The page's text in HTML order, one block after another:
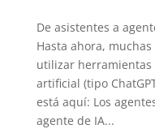
De asistentes a
Hasta ahora,
utilizar herramientas
artificial (tipo
está aquí: Los
agente de IA...